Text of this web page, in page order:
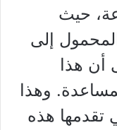
حيث
إلى
أن هذا
وهذا
تقدمها هذه